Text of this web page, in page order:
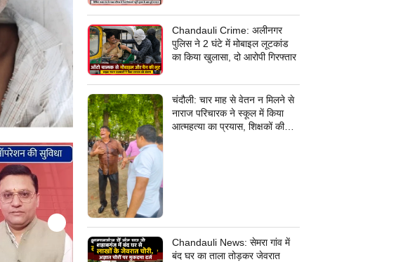
जांच में जुटी पुलिस
Chandauli Crime: अलीनगर
पुलिस ने 2 घंटे में मोबाइल लूटकांड
का किया खुलासा, दो आरोपी गिरफ्तार
चंदौली: चार माह से वेतन न मिलने से
नाराज परिचारक ने स्कूल में किया
आत्महत्या का प्रयास, शिक्षकों की
Chandauli News: सेमरा गांव में
बंद घर का ताला तोड़कर जेवरात